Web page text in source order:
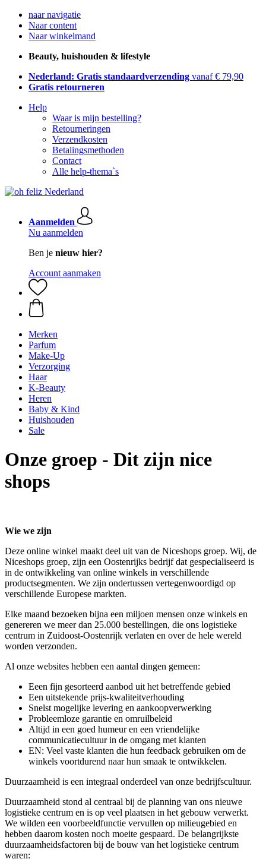
naar navigatie
Naar content
Naar winkelmand
Beauty, huishouden & lifestyle
Nederland: Gratis standaardverzending vanaf € 79,90
Gratis retourneren
Help
Waar is mijn bestelling?
Retourneringen
Verzendkosten
Betalingsmethoden
Contact
Alle help-thema`s
Aanmelden
Nu aanmelden
Ben je nieuw hier?
Account aanmaken
Merken
Parfum
Make-Up
Verzorging
Haar
K-Beauty
Heren
Baby & Kind
Huishouden
Sale
Onze groep - Dit zijn nice
shops
Wie we zijn
Deze online winkel maakt deel uit van de Niceshops groep. Wij, de
Niceshops groep, zijn een Oostenrijks bedrijf dat gespecialiseerd is
in de ontwikkeling van online winkels in verschillende
productsegmenten. We zijn ondertussen vertegenwoordigd op
verschillende Europese markten.
Elke maand bezoeken bijna een miljoen mensen onze winkels en
genereren we meer dan 25.000 bestellingen, die ons logistieke
centrum in Zuidoost-Oostenrijk verlaten en over de hele wereld
worden verzonden.
Al onze websites hebben een aantal dingen gemeen:
Eeen fijn gesorteerd aanbod uit het betreffende gebied
Een uitstekende prijs-kwaliteitverhouding
Snelst mogelijke levering en aankoopverwerking
Probleemloze garantie en omruilbeleid
Altijd in een goed humeur en een vriendelijke
communicatiecultuur in de omgang met klanten
EN: Veel vaste klanten die hun feedback gebruiken om de
winkels voortdurend naar hun smaak te ontwikkelen.
Duurzaamheid is een integraal onderdeel van onze bedrijfscultuur.
Duurzaamheid stond al centraal bij de planning van ons nieuwe
logistieke centrum en is op veel plaatsen in het gebouw verwerkt.
We wilden een voorbeeldfunctie vervullen op milieugebied en
hebben daarom kosten noch moeite gespaard. De belangrijkste
duurzaamheidsfactoren bij de bouw van het logistieke centrum
waren: